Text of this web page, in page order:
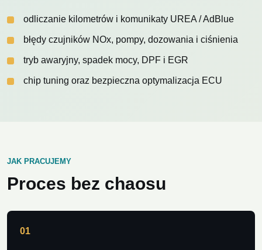
odliczanie kilometrów i komunikaty UREA / AdBlue
błędy czujników NOx, pompy, dozowania i ciśnienia
tryb awaryjny, spadek mocy, DPF i EGR
chip tuning oraz bezpieczna optymalizacja ECU
JAK PRACUJEMY
Proces bez chaosu
01